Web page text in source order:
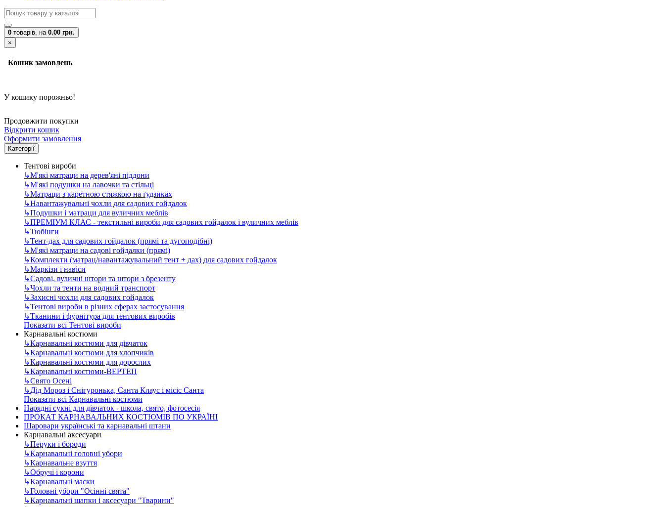
0 товарів, на 0.00 грн.
×
Кошик замовлень
У кошику порожньо!
Продовжити покупки
Відкрити кошик
Оформити замовлення
Категорії
Тентові вироби
↳М'які матраци на дерев'яні піддони
↳М'які подушки на лавочки та стільці
↳Матраци з каретною стяжкою на ґудзиках
↳Навантажувальні чохли для садових гойдалок
↳Подушки і матраци для вуличних меблів
↳ПРЕМІУМ КЛАС - текстильні вироби для садових гойдалок і вуличних меблів
↳Тюбінги
↳Тент-дах для садових гойдалок (прямі та дугоподібні)
↳М'які матраци на садові гойдалки (прямі)
↳Комплекти (матрац/навантажувальний тент + дах) для садових гойдалок
↳Маркізи і навіси
↳Садові, вуличні штори та штори з брезенту
↳Чохли та тенти на водний транспорт
↳Захисні чохли для садових гойдалок
↳Тентові вироби в різних сферах застосування
↳Тканини і фурнітура для тентових виробів
Показати всі Тентові вироби
Карнавальні костюми
↳Карнавальні костюми для дівчаток
↳Карнавальні костюми для хлопчиків
↳Карнавальні костюми для дорослих
↳Карнавальні костюми-ВЕРТЕП
↳Свято Осені
↳Дід Мороз і Снігуронька, Санта Клаус і місіс Санта
Показати всі Карнавальні костюми
Нарядні сукні для дівчаток - школа, свято, фотосесія
ПРОКАТ КАРНАВАЛЬНИХ КОСТЮМІВ ПО УКРАЇНІ
Шаровари українські та карнавальні штани
Карнавальні аксесуари
↳Перуки і бороди
↳Карнавальні головні убори
↳Карнавальне взуття
↳Обручі і корони
↳Карнавальні маски
↳Головні убори "Осінні свята"
↳Карнавальні шапки і аксесуари "Тварини"